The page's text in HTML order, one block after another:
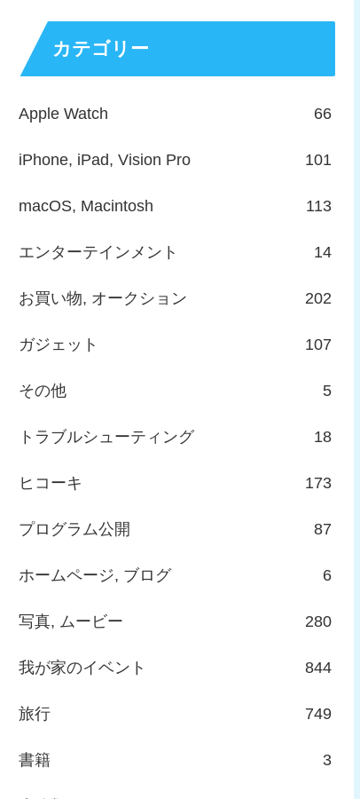
カテゴリー
Apple Watch 66
iPhone, iPad, Vision Pro 101
macOS, Macintosh 113
エンターテインメント 14
お買い物, オークション 202
ガジェット 107
その他 5
トラブルシューティング 18
ヒコーキ 173
プログラム公開 87
ホームページ, ブログ 6
写真, ムービー 280
我が家のイベント 844
旅行 749
書籍 3